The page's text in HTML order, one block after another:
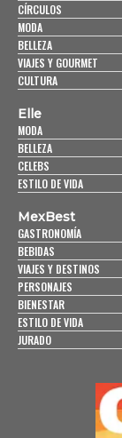
CÍRCULOS
MODA
BELLEZA
VIAJES Y GOURMET
CULTURA
Elle
MODA
BELLEZA
CELEBS
ESTILO DE VIDA
MexBest
GASTRONOMÍA
BEBIDAS
VIAJES Y DESTINOS
PERSONAJES
BIENESTAR
ESTILO DE VIDA
JURADO